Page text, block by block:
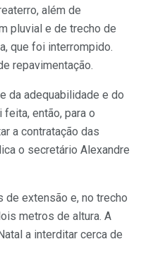
além de
pluvial e de trecho de
que foi interrompido.
repavimentação.
da adequabilidade e do
então, para o
a contratação das
o secretário Alexandre
de extensão e, no trecho
metros de altura. A
a interditar cerca de